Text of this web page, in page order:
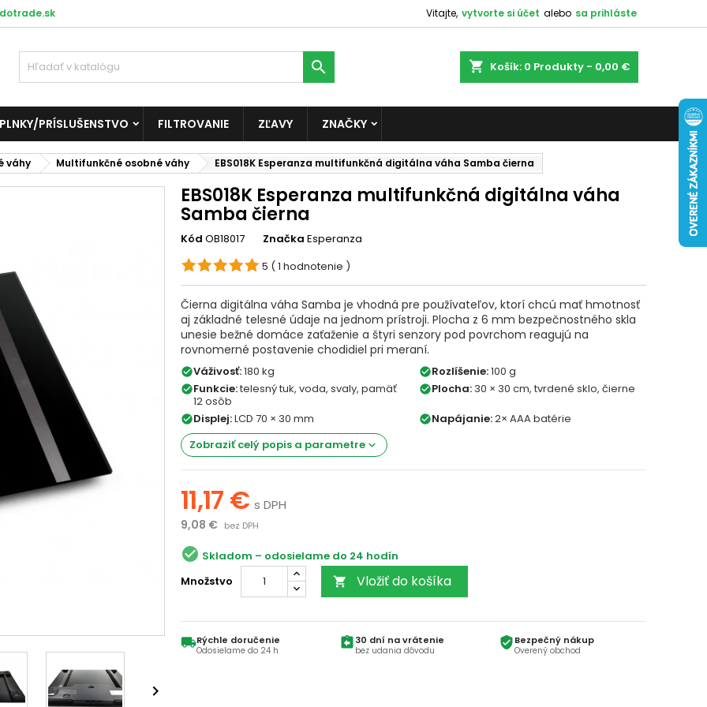
Vitajte, vytvorte si účet alebo sa prihláste
shopping_cart Košík: 0 Produkty - 0,00 €

PRÍSLUŠENSTVO FILTROVANIE ZĽAVY ZNAČKY
váhy Multifunkčné osobné váhy EBS018K Esperanza multifunkčná digitálna váha Samba čierna

EBS018K Esperanza multifunkčná digitálna váha
Samba čierna
Kód OB18017 Značka Esperanza
5 ( 1 hodnotenie )
Čierna digitálna váha Samba je vhodná pre používateľov, ktorí chcú mať hmotnosť
aj základné telesné údaje na jednom prístroji. Plocha z 6 mm bezpečnostného skla
unesie bežné domáce zaťaženie a štyri senzory pod povrchom reagujú na
rovnomerné postavenie chodidiel pri meraní.
check_circleVáživosť:180 kg check_circleRozlíšenie:100 g
check_circleFunkcie:telesný tuk, voda, svaly, pamäť
12 osôb
check_circlePlocha: 30 × 30 cm, tvrdené sklo, čierne
check_circleDisplej:LCD 70 × 30 mm check_circleNapájanie:2× AAA batérie
Zobraziť celý popis a parametre keyboard_arrow_down
11,17 € s DPH
9,08 € bez DPH
check_circle Skladom
Množstvo
 Vložiť do košíka
local_shippingRýchle doručenie
Odosielame do 24 h
assignment_return30 dní na vrátenie
bez udania dôvodu
verified_userBezpečný nákup
Overený obchod